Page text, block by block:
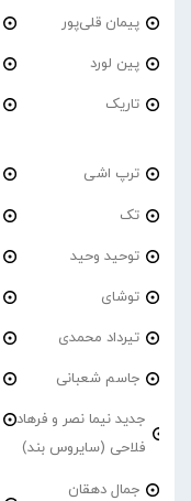
پیمان قلی‌پور
پین لورد
تاریک
ترپ اشی
تک
توحید وحید
توشای
تیرداد محمدی
جاسم شعبانی
جدید نیما نصر و فرهاد
فلاحی (سایروس بند)
جمال دهقان